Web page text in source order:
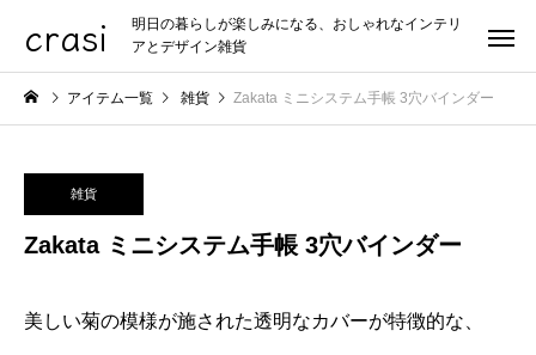
crasi
明日の暮らしが楽しみになる、おしゃれなインテリ
アとデザイン雑貨
アイテム一覧 雑貨 Zakata ミニシステム手帳 3穴バインダー
雑貨
Zakata ミニシステム手帳 3穴バインダー
美しい菊の模様が施された透明なカバーが特徴的な、